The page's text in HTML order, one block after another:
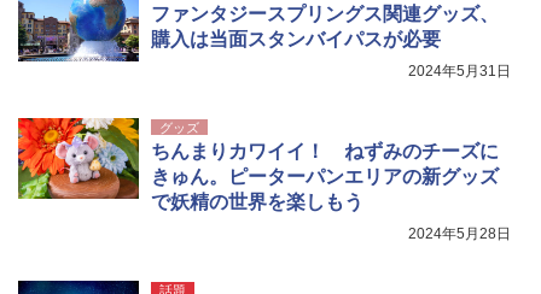
ファンタジースプリングス関連グッズ、
購入は当面スタンバイパスが必要
2024年5月31日
グッズ
ちんまりカワイイ！ ねずみのチーズに
きゅん。ピーターパンエリアの新グッズ
で妖精の世界を楽しもう
2024年5月28日
話題